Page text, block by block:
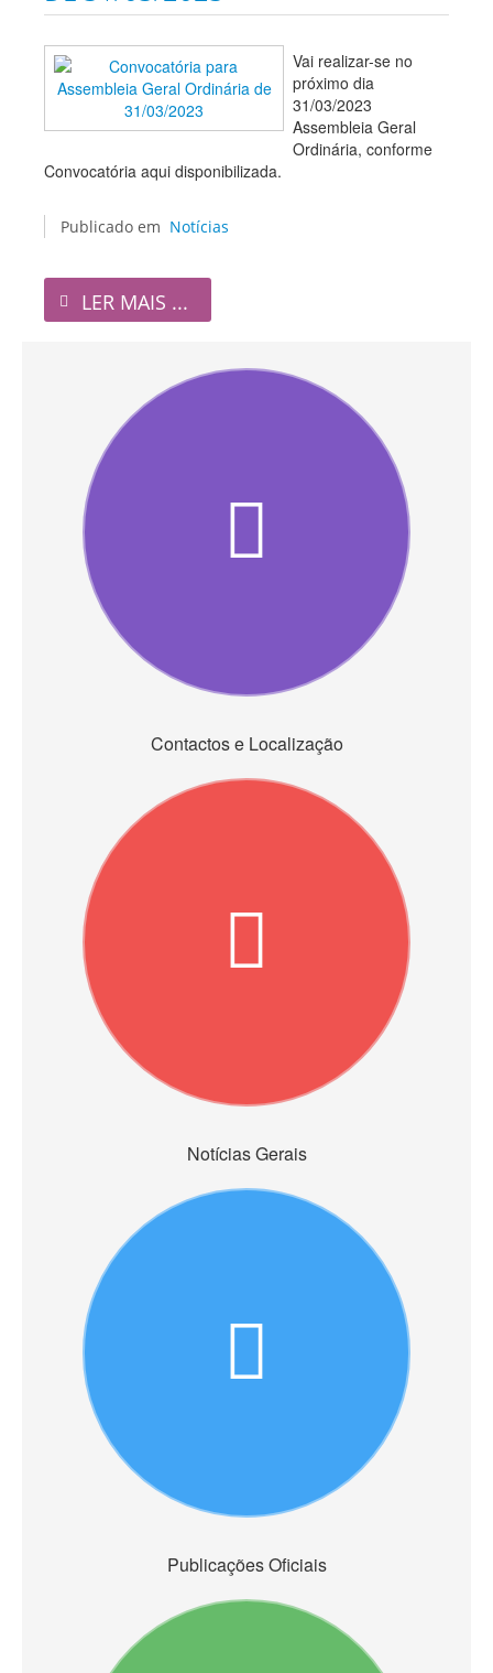
Vai realizar-se no
próximo dia
31/03/2023
Assembleia Geral
Ordinária, conforme
Convocatória aqui disponibilizada.
Publicado em Notícias
LER MAIS ...
Contactos e Localização
Notícias Gerais
Publicações Oficiais